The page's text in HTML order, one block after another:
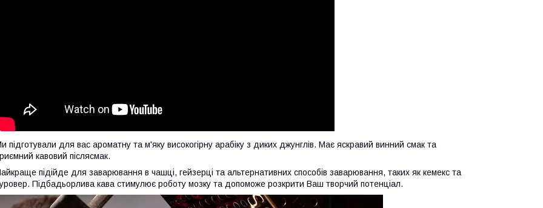
підготували для вас ароматну та м'яку високогірну арабіку з диких джунглів. Має яскравий винний смак та
кавовий післясмак.
підійде для заварювання в чашці, гейзерці та альтернативних способів заварювання, таких як кемекс та
Підбадьорлива кава стимулює роботу мозку та допоможе розкрити Ваш творчий потенціал.